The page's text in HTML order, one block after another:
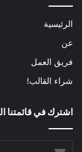
الرئيسية
عن
فريق العمل
شراء القالب!
اشترك في قائمتنا